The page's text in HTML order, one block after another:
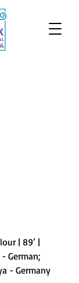
| 89’ |
German;
- Germany